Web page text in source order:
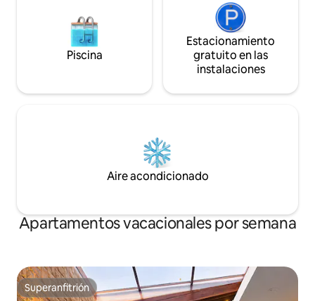
Piscina
Estacionamiento
gratuito en las
instalaciones
Aire acondicionado
Apartamentos vacacionales por semana
Superanfitrión
Superanfitrión